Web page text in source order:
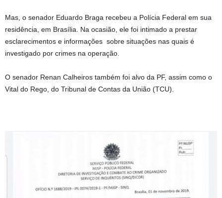
Mas, o senador Eduardo Braga recebeu a Polícia Federal em sua
residência, em Brasília. Na ocasião, ele foi intimado a prestar
esclarecimentos e informações sobre situações nas quais é
investigado por crimes na operação.
O senador Renan Calheiros também foi alvo da PF, assim como o
Vital do Rego, do Tribunal de Contas da União (TCU).